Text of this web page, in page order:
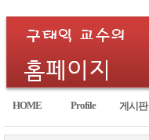
HOME Profile 게시판